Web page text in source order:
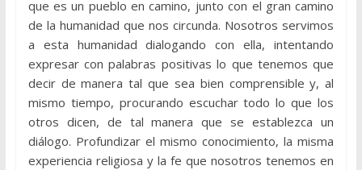
que es un pueblo en camino, junto con el gran camino
de la humanidad que nos circunda. Nosotros servimos
a esta humanidad dialogando con ella, intentando
expresar con palabras positivas lo que tenemos que
decir de manera tal que sea bien comprensible y, al
mismo tiempo, procurando escuchar todo lo que los
otros dicen, de tal manera que se establezca un
diálogo. Profundizar el mismo conocimiento, la misma
experiencia religiosa y la fe que nosotros tenemos en